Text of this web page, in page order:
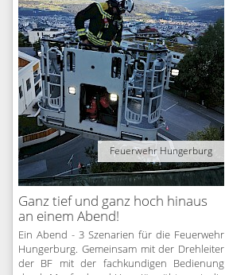
Feuerwehr Hungerburg
Ganz tief und ganz hoch hinaus
an einem Abend!
Ein Abend - 3 Szenarien für die Feuerwehr
Hungerburg. Gemeinsam mit der Drehleiter
der BF mit der fachkundigen Bedienung